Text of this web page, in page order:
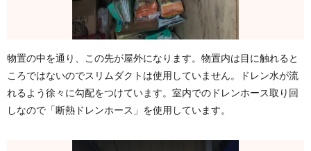
物置の中を通り、この先が屋外になります。物置内は目に触れると
ころではないのでスリムダクトは使用していません。ドレン水が流
れるよう徐々に勾配をつけています。室内でのドレンホース取り回
しなので「断熱ドレンホース」を使用しています。